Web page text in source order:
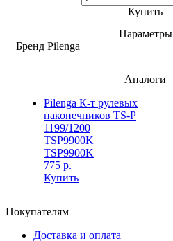
Купить
Параметры
Бренд Pilenga
Аналоги
Pilenga К-т рулевых
наконечников TS-P
1199/1200
TSP9900K
TSP9900K
775 р.
Купить
Покупателям
Доставка и оплата